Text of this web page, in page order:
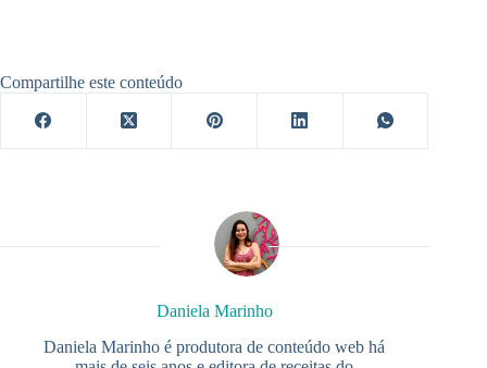
Compartilhe este conteúdo
Daniela Marinho
Daniela Marinho é produtora de conteúdo web há